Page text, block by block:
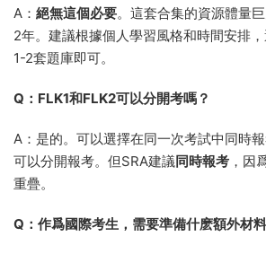
A： 絕無這個必要。這套合集的資源體量
2年。建議根據個人學習風格和時間安排，
1-2套題庫即可。
Q：FLK1和FLK2可以分開考嗎？
A：是的。可以選擇在同一次考試中同時
可以分開報考。但SRA建議同時報考 ，因
重疊。
Q：作爲國際考生，需要準備什麽額外材